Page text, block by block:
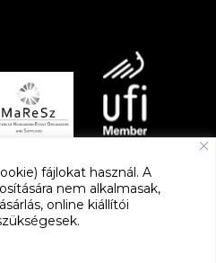
fájlokat használ. A
nem alkalmasak,
online kiállítói